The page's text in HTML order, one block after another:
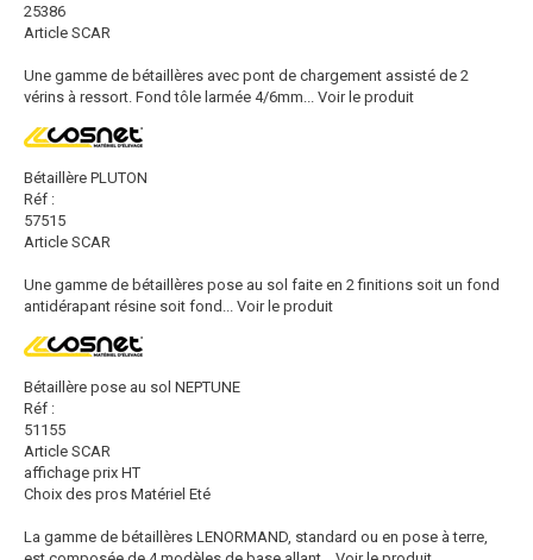
25386
Article SCAR
Une gamme de bétaillères avec pont de chargement assisté de 2
vérins à ressort. Fond tôle larmée 4/6mm... Voir le produit
Bétaillère PLUTON
Réf :
57515
Article SCAR
Une gamme de bétaillères pose au sol faite en 2 finitions soit un fond
antidérapant résine soit fond... Voir le produit
Bétaillère pose au sol NEPTUNE
Réf :
51155
Article SCAR
affichage prix HT
Choix des pros Matériel Eté
La gamme de bétaillères LENORMAND, standard ou en pose à terre,